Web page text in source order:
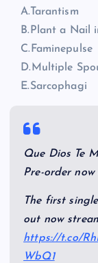
A.Tarantism
B.Plant a Nail
C.Faminepulse
D.Multiple
E.Sarcophagi
Que Dios Te
Pre-order
The first
out now
https://t.co/
WbQ1